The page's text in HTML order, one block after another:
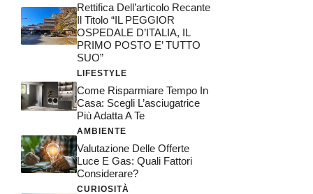
Rettifica Dell’articolo Recante
Il Titolo “IL PEGGIOR
OSPEDALE D’ITALIA, IL
PRIMO POSTO E’ TUTTO
SUO”
LIFESTYLE
Come Risparmiare Tempo In
Casa: Scegli L’asciugatrice
Più Adatta A Te
AMBIENTE
Valutazione Delle Offerte
Luce E Gas: Quali Fattori
Considerare?
CURIOSITÀ